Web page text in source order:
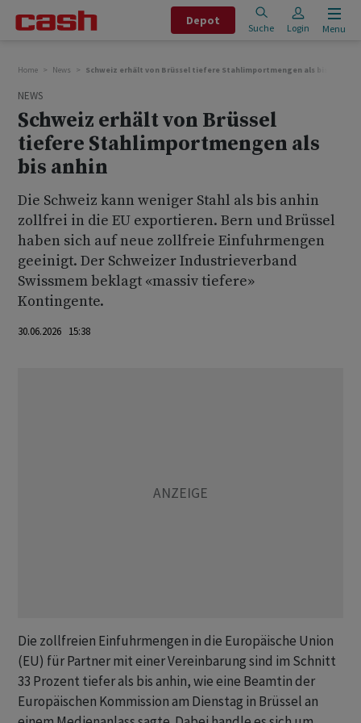
Depot
Suche Login Menu
Home News Schweiz erhält von Brüssel tiefere Stahlimportmengen als bis anhin
NEWS
Schweiz erhält von Brüssel
tiefere Stahlimportmengen als
bis anhin
Die Schweiz kann weniger Stahl als bis anhin
zollfrei in die EU exportieren. Bern und Brüssel
haben sich auf neue zollfreie Einfuhrmengen
geeinigt. Der Schweizer Industrieverband
Swissmem beklagt «massiv tiefere»
Kontingente.
30.06.2026 15:38
Die zollfreien Einfuhrmengen in die Europäische Union
(EU) für Partner mit einer Vereinbarung sind im Schnitt
33 Prozent tiefer als bis anhin, wie eine Beamtin der
Europäischen Kommission am Dienstag in Brüssel an